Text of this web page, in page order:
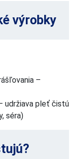
výrobky
–
pleť čistú
séra)